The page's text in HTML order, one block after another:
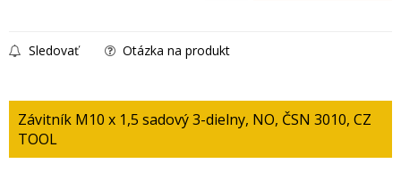
Sledovať Otázka na produkt
Závitník M10 x 1,5 sadový 3-dielny, NO, ČSN 3010, CZ
TOOL